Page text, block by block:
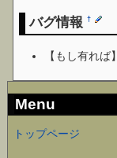
バグ情報†
【もし有れば】
Menu
トップページ